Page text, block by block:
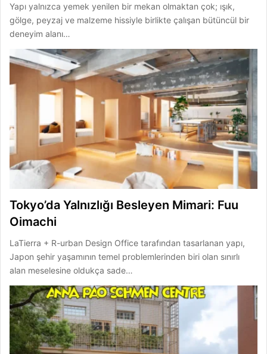
Yapı yalnızca yemek yenilen bir mekan olmaktan çok; ışık,
gölge, peyzaj ve malzeme hissiyle birlikte çalışan bütüncül bir
deneyim alanı…
Tokyo’da Yalnızlığı Besleyen Mimari: Fuu
Oimachi
LaTierra + R-urban Design Office tarafından tasarlanan yapı,
Japon şehir yaşamının temel problemlerinden biri olan sınırlı
alan meselesine oldukça sade…